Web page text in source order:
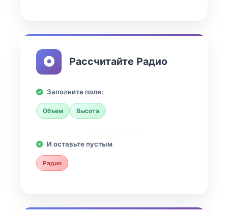
Рассчитайте Радио
Заполните поля:
Объем Высота
И оставьте пустым
Радио